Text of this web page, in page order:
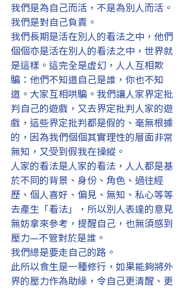
我們是為自己而活，不是為別人而活。
我們是對自己負責。
我們長期是活在別人的看法之中，他們
個個亦是活在別人的看法之中，世界就
是這樣。這完全是虛幻，人人互相欺
騙：他們不知道自己是誰，你也不知
道。大家互相哄騙。我們讓人家界定批
判自己的遊戲，又去界定批判人家的遊
戲，這些界定批判都是假的、毫無根據
的，因為我們個個其實理性的層面非常
無知，又受到假我在操縱。
人家的看法是人家的看法，人人都是基
於不同的背景、身份、角色、過往經
歷、個人喜好、偏見、無知、私心等等
去產生「看法」，所以別人表達的意見
無妨拿來參考，提醒自己，也無須感到
壓力—不管對於是誰。
我們總是要走自己的路。
此所以食生是一種修行，如果能夠將外
界的壓力作為助緣，令自己更清醒、更